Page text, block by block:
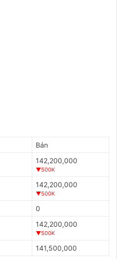
Bán
142,200,000
▼500K
142,200,000
▼500K
0
142,200,000
▼500K
141,500,000